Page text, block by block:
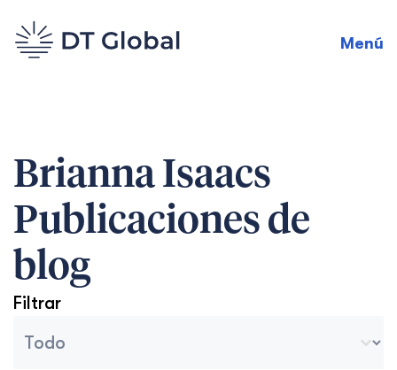
Menú
Brianna Isaacs
Publicaciones de
blog
Filtrar